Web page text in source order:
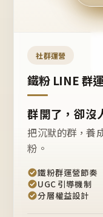
社群運營
鐵粉 LINE 群
群開了，卻沒
把沉默的群，養
粉。
鐵粉群運營節奏
UGC 引導機制
分層權益設計